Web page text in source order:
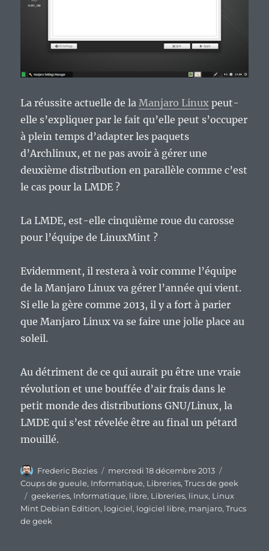
La réussite actuelle de la Manjaro Linux peut-
elle s’expliquer par le fait qu’elle peut s’occuper
à plein temps d’adapter les paquets
d’Archlinux, et ne pas avoir à gérer une
deuxième distribution en parallèle comme c’est
le cas pour la LMDE ?
La LMDE, est-elle cinquième roue du carosse
pour l’équipe de LinuxMint ?
Evidemment, il restera à voir comme l’équipe
de la Manjaro Linux va gérer l’année qui vient.
Si elle la gère comme 2013, il y a fort à parier
que Manjaro Linux va se faire une jolie place au
soleil.
Au détriment de ce qui aurait pu être une vraie
révolution et une bouffée d’air frais dans le
petit monde des distributions GNU/Linux, la
LMDE qui s’est révelée être au final un pétard
mouillé.
Auteur
Frederic Bezies
Publié
le
mercredi 18 décembre 2013
Coups de gueule, Informatique, Libreries,Trucs de geek
Étiquettes
geekeries, Informatique, libre, Libreries, linux, Linux
Mint Debian Edition, logiciel, logiciel libre, manjaro,Trucs
de geek